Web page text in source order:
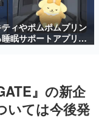
う若きクリエイター達
探っていきます。
んに取材し、ゲームが
に与えた影響を探る企
ィやポムポムプリン
眠サポートアプリ
』が配信中。キャラ
』の新企
いては今後発